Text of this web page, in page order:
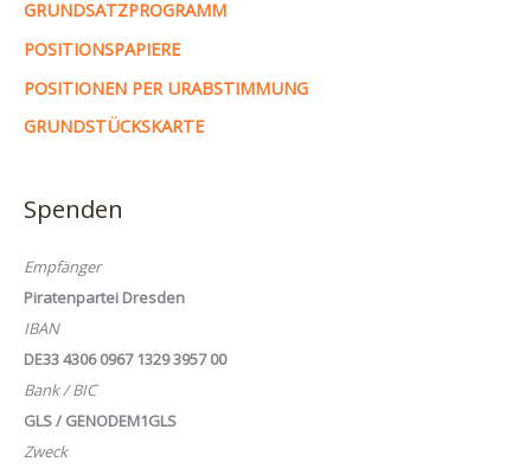
GRUNDSATZPROGRAMM
POSITIONSPAPIERE
POSITIONEN PER URABSTIMMUNG
GRUNDSTÜCKSKARTE
Spenden
Empfänger
Piratenpartei Dresden
IBAN
DE33 4306 0967 1329 3957 00
Bank / BIC
GLS / GENODEM1GLS
Zweck